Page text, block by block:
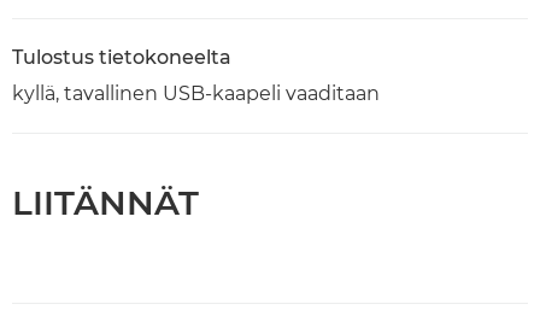
Tulostus tietokoneelta
kyllä, tavallinen USB-kaapeli vaaditaan
LIITÄNNÄT